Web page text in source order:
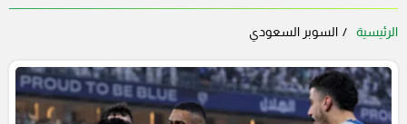
الرئيسية السوبر السعودي